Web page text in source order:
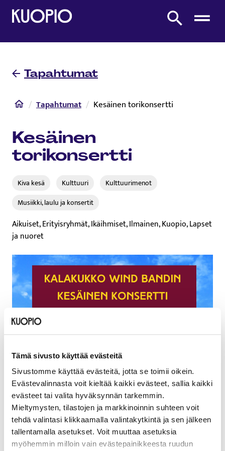
Tämä sivusto käyttää evästeitä
Sivustomme käyttää evästeitä, jotta se toimii oikein.
Evästevalinnasta voit kieltää kaikki evästeet, sallia kaikki
evästeet tai valita hyväksynnän tarkemmin.
Mieltymysten, tilastojen ja markkinoinnin suhteen voit
tehdä valintasi klikkaamalla valintakytkintä ja sen jälkeen
tallentamalla asetukset. Voit muuttaa asetuksia
myöhemmin milloin vain evästepainikkeesta ruudun
Etusivulle
Etsi sivustolta
Tapahtumat
Etusivu
Tapahtumat Kesäinen torikonsertti
Kesäinen
torikonsertti
Kiva kesä Kulttuuri
Kulttuurimenot
Musiikki, laulu ja konsertit
Aikuiset, Erityisryhmät, Ikäihmiset, Ilmainen, Kuopio, Lapset
ja nuoret